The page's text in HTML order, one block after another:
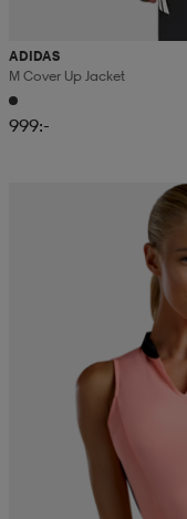
ADIDAS
M Cover Up Jacket
999:-